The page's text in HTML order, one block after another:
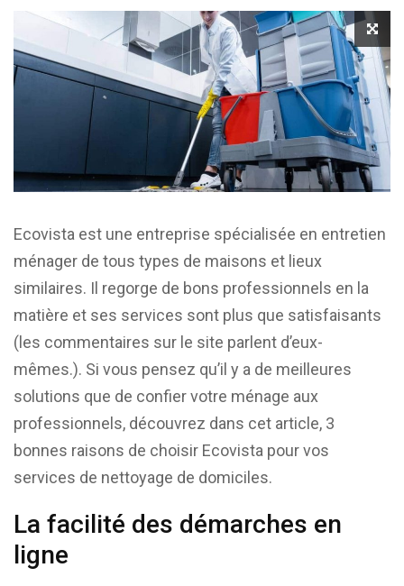
Ecovista est une entreprise spécialisée en entretien
ménager de tous types de maisons et lieux
similaires. Il regorge de bons professionnels en la
matière et ses services sont plus que satisfaisants
(les commentaires sur le site parlent d’eux-
mêmes.). Si vous pensez qu’il y a de meilleures
solutions que de confier votre ménage aux
professionnels, découvrez dans cet article, 3
bonnes raisons de choisir Ecovista pour vos
services de nettoyage de domiciles.
La facilité des démarches en
ligne